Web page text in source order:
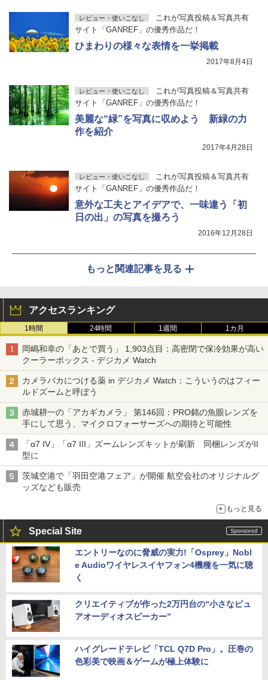
レビュー・使いこなし
これが写真投稿＆写真共有
サイト「GANREF」の優秀作品だ！
ひまわりの様々な表情を一挙掲載
2017年8月4日
レビュー・使いこなし
これが写真投稿＆写真共有
サイト「GANREF」の優秀作品だ！
美麗な“緑”を写真に収めよう 新緑の力
作を紹介
2017年4月28日
レビュー・使いこなし
これが写真投稿＆写真共有
サイト「GANREF」の優秀作品だ！
意外な工夫とアイデアで、一味違う「初
日の出」の写真を撮ろう
2016年12月28日
もっと関連記事を見る
アクセスランキング
1時間 24時間 1週間 1カ月
岡嶋和幸の「あとで買う」 1,903点目：高密閉で保冷効果が高い
クーラーボックス - デジカメ Watch
カメラバカにつける薬 in デジカメ Watch：こういうのはフィー
ルドズームと呼ぼう
赤城耕一の「アカギカメラ」 第146回：PRO銘の魚眼レンズを
手にして思う、マイクロフォーサーズへの期待と可能性
「α7 IV」「α7 III」ズームレンズキットが刷新 同梱レンズがII
型に
茨城空港で「羽田空港フェア」が開催 航空会社のオリジナルグ
ッズなども販売
もっと見る
Special Site
エントリーなのに脅威の実力!「Osprey」Nobl
e Audioワイヤレスイヤフォン4機種を一気に聴
く
クリエイティブが作った2万円台の“小さなピュ
アオーディオスピーカー”
ハイグレードテレビ「TCL Q7D Pro」。圧巻の
色彩美で映画＆ゲームが極上体験に